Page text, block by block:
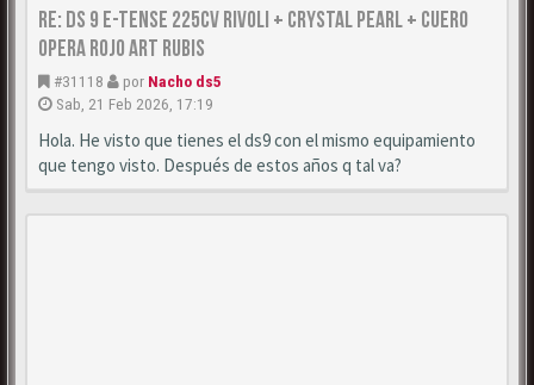
Re: DS 9 E-Tense 225cv Rivoli + Crystal Pearl + Cuero
Opera Rojo Art Rubis
#31118 por Nacho ds5
Sab, 21 Feb 2026, 17:19
Hola. He visto que tienes el ds9 con el mismo equipamiento
que tengo visto. Después de estos años q tal va?